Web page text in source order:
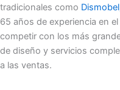
tradicionales como Dismobel
65 años de experiencia en
competir con los más
de diseño y servicios
a las ventas.